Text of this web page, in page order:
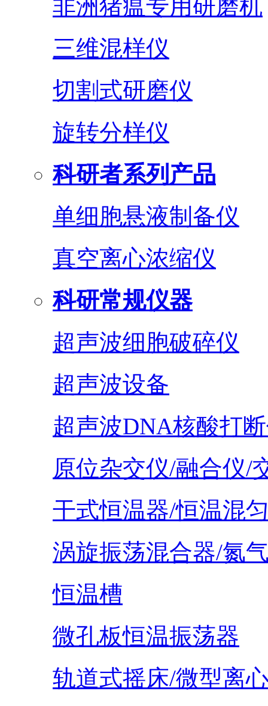
非洲猪瘟专用研磨机
三维混样仪
切割式研磨仪
旋转分样仪
科研者系列产品
单细胞悬液制备仪
真空离心浓缩仪
科研常规仪器
超声波细胞破碎仪
超声波设备
超声波DNA核酸打
原位杂交仪/融合仪/
干式恒温器/恒温混
涡旋振荡混合器/氮
恒温槽
微孔板恒温振荡器
轨道式摇床/微型离